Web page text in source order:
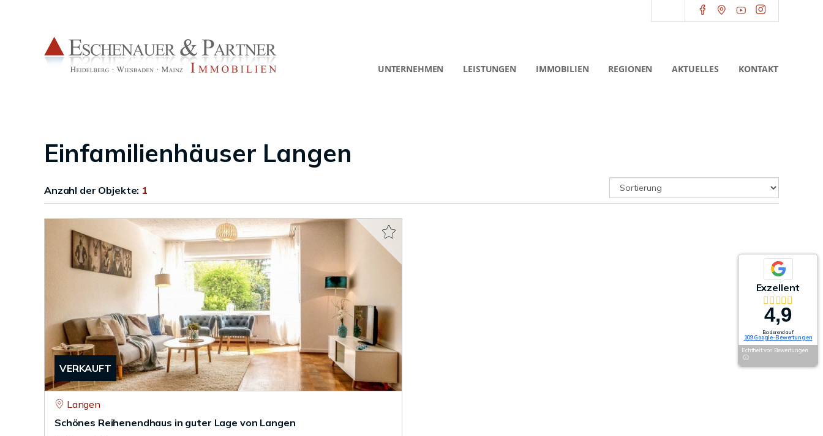
UNTERNEHMEN LEISTUNGEN IMMOBILIEN REGIONEN AKTUELLES KONTAKT
Einfamilienhäuser Langen
Anzahl der Objekte: 1
VERKAUFT
Langen
Schönes Reihenendhaus in guter Lage von Langen
Exzellent
4,9
Basierend auf
109 Google-Bewertungen
Echtheit von Bewertungen